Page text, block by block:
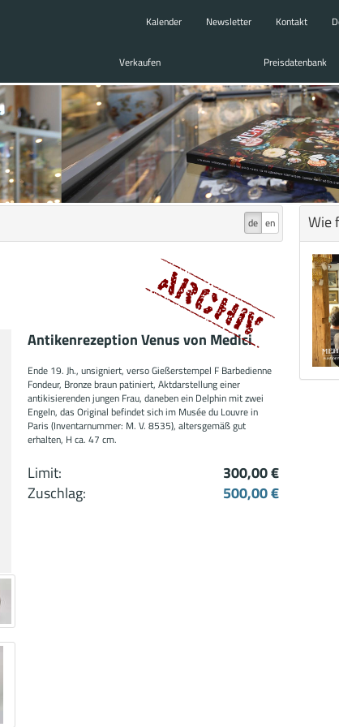
Kalender Newsletter Kontakt
Verkaufen Preisdatenbank
de en
Antikenrezeption Venus von Medici
Ende 19. Jh., unsigniert, verso Gießerstempel F Barbedienne
Fondeur, Bronze braun patiniert, Aktdarstellung einer
antikisierenden jungen Frau, daneben ein Delphin mit zwei
Engeln, das Original befindet sich im Musée du Louvre in
Paris (Inventarnummer: M. V. 8535), altersgemäß gut
erhalten, H ca. 47 cm.
Limit:
300,00 €
Zuschlag:
500,00 €
Wie